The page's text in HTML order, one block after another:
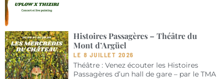
Histoires Passagères – Théâtre du
Mont d’Argüel
LE 8 JUILLET 2026
Théâtre : Venez écouter les Histoires
Passagères d’un hall de gare – par le TMA